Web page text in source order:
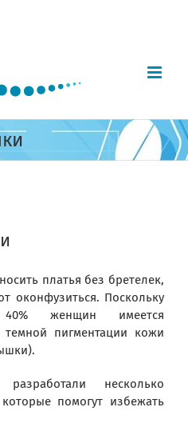
платья без бретелек,
оконфузиться. Поскольку
женщин имеется
темной пигментации кожи
несколько
помогут избежать